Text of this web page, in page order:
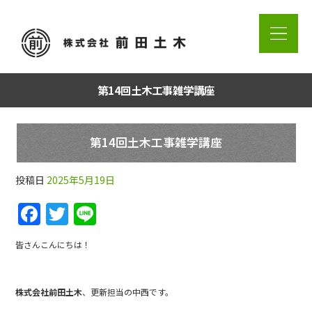
第14回土木工事雑学講座
第14回土木工事雑学講座
投稿日 2025年5月19日
F
a
c
e
b
T
w
itt
er
皆さんこんにちは！
株式会社前田土木、更新担当の中西です。